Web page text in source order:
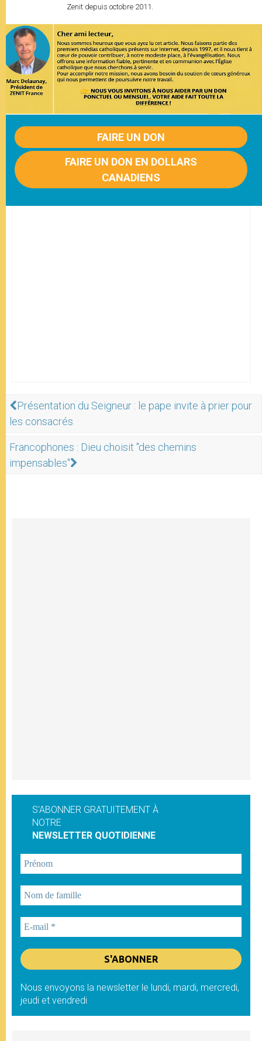
Zenit depuis octobre 2011.
FAIRE UN DON
FAIRE UN DON EN DOLLARS
CANADIENS
Présentation du Seigneur : le pape invite à prier pour
les consacrés
Francophones : Dieu choisit "des chemins
impensables"
S'ABONNER GRATUITEMENT À
NOTRE
NEWSLETTER QUOTIDIENNE
Nous envoyons la newsletter le lundi, mardi, mercredi,
jeudi et vendredi